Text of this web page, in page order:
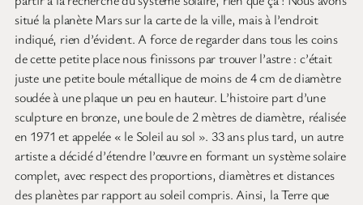
situé la planète Mars sur la carte de la ville, mais à l’endroit
indiqué, rien d’évident. A force de regarder dans tous les coins
de cette petite place nous finissons par trouver l’astre : c’était
juste une petite boule métallique de moins de 4 cm de diamètre
soudée à une plaque un peu en hauteur. L’histoire part d’une
sculpture en bronze, une boule de 2 mètres de diamètre, réalisée
en 1971 et appelée « le Soleil au sol ». 33 ans plus tard, un autre
artiste a décidé d’étendre l’œuvre en formant un système solaire
complet, avec respect des proportions, diamètres et distances
des planètes par rapport au soleil compris. Ainsi, la Terre que